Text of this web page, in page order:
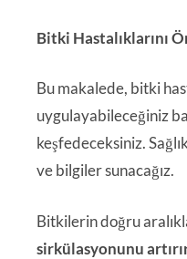
Bitki Hastalıklarını
Bu makalede, bitki
uygulayabileceğiniz
keşfedeceksiniz.
ve bilgiler sunacağız.
Bitkilerin doğru
sirkülasyonunu